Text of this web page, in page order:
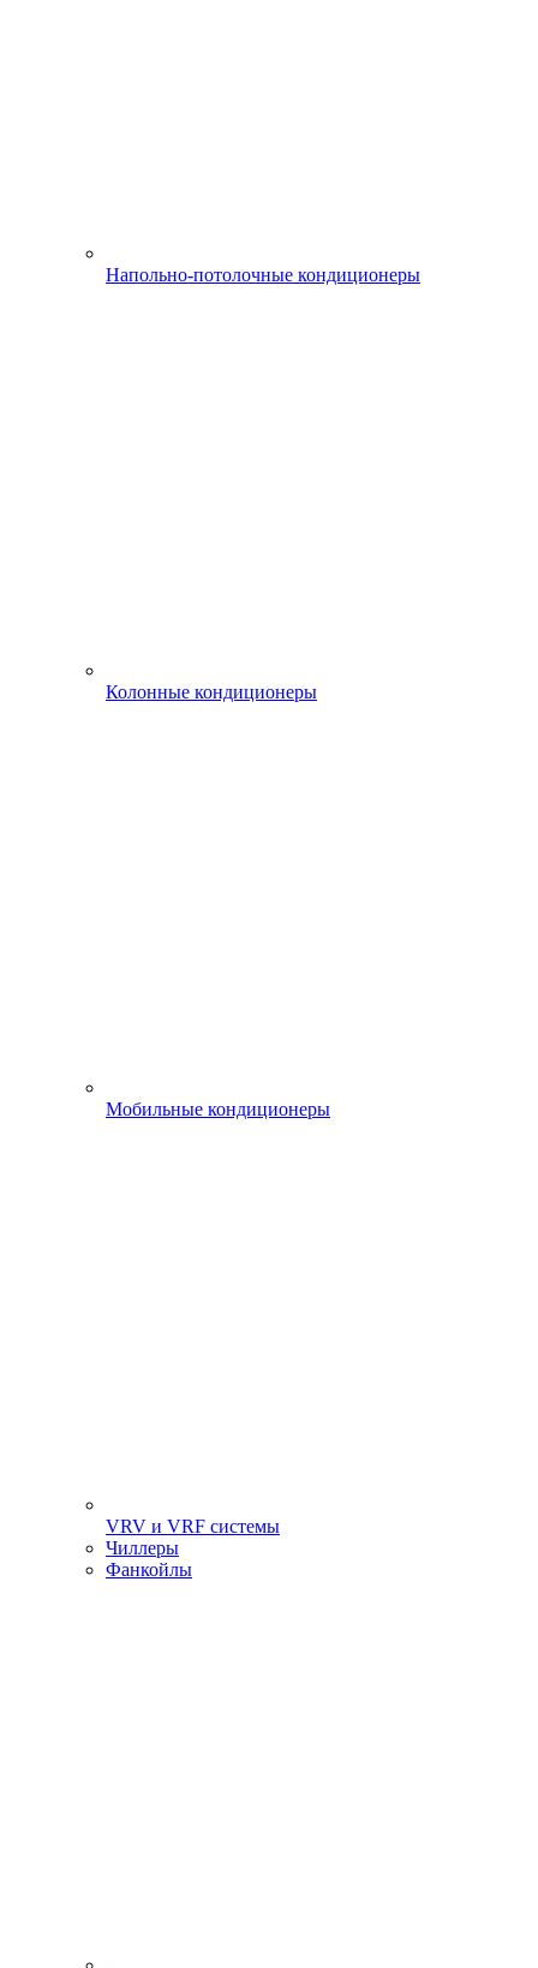
Напольно-потолочные кондиционеры
Колонные кондиционеры
Мобильные кондиционеры
VRV и VRF системы
Чиллеры
Фанкойлы